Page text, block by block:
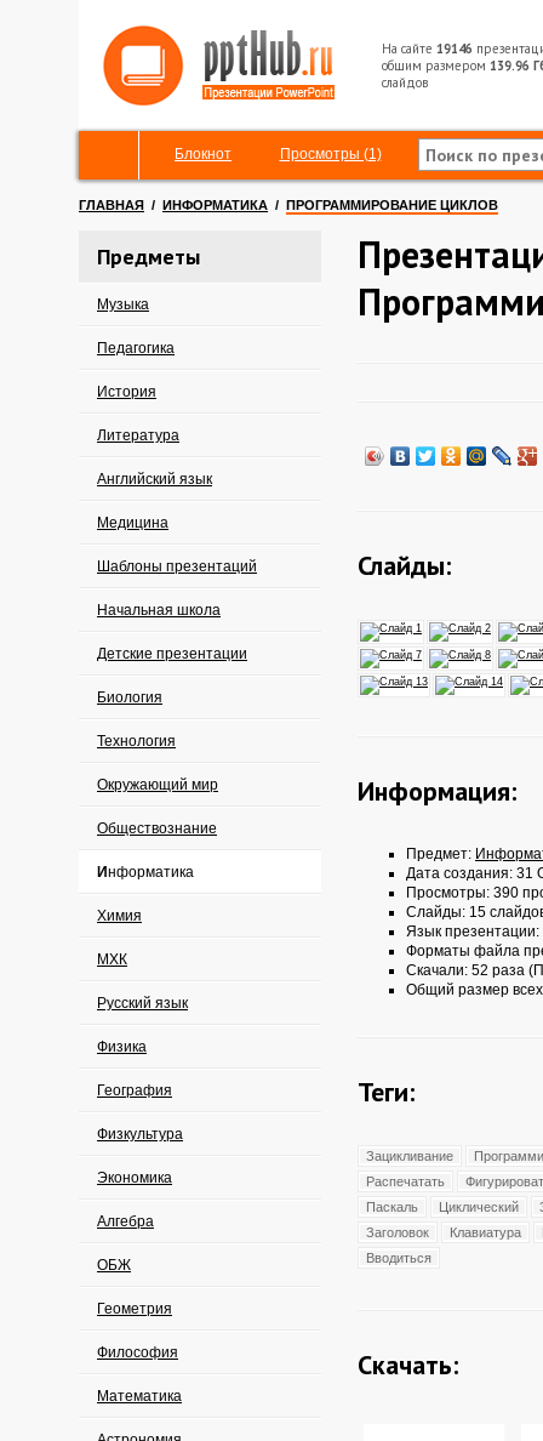
На сайте 19146
общим размером 139.96
слайдов
Блокнот Просмотры (1)
ГЛАВНАЯ / ИНФОРМАТИКА / ПРОГРАММИРОВАНИЕ ЦИКЛОВ
Предметы
Музыка
Педагогика
История
Литература
Английский язык
Медицина
Шаблоны презентаций
Начальная школа
Детские презентации
Биология
Технология
Окружающий мир
Обществознание
Информатика
Химия
МХК
Русский язык
Физика
География
Физкультура
Экономика
Алгебра
ОБЖ
Геометрия
Философия
Математика
Слайды:
Информация:
Предмет:
Дата создания: 31
Просмотры: 390
Слайды: 15
Язык презентации:
Форматы файла
Скачали: 52 раза
Общий размер
Теги:
Зацикливание
Распечатать
Паскаль
Циклический
Заголовок
Клавиатура
Вводиться
Скачать: